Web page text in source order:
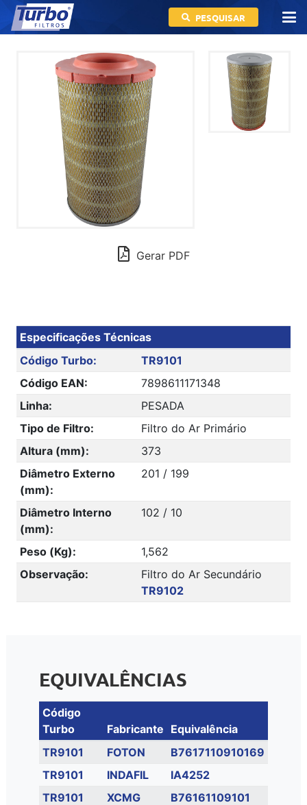
PESQUISAR
Gerar PDF
Especificações Técnicas
Código Turbo:
TR9101
Código EAN:
7898611171348
Linha:
PESADA
Tipo de Filtro:
Filtro do Ar Primário
Altura (mm):
373
Diâmetro Externo
(mm):
201 / 199
Diâmetro Interno
(mm):
102 / 10
Peso (Kg):
1,562
Observação:
Filtro do Ar Secundário
TR9102
EQUIVALÊNCIAS
Código
Turbo
Fabricante Equivalência
TR9101
FOTON
B7617110910169
TR9101
INDAFIL
IA4252
TR9101
XCMG B76161109101